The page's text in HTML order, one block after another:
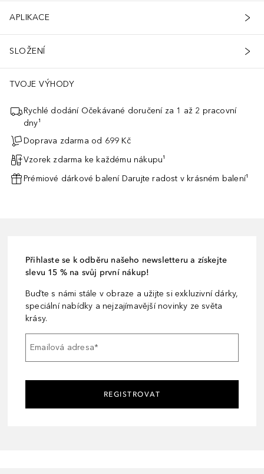
APLIKACE
SLOŽENÍ
TVOJE VÝHODY
Rychlé dodání Očekávané doručení za 1 až 2 pracovní
dny¹
Doprava zdarma od 699 Kč
Vzorek zdarma ke každému nákupu¹
Prémiové dárkové balení Darujte radost v krásném balení¹
Přihlaste se k odběru našeho newsletteru a získejte
slevu 15 % na svůj první nákup!
Buďte s námi stále v obraze a užijte si exkluzivní dárky,
speciální nabídky a nejzajímavější novinky ze světa
krásy.
Emailová adresa*
REGISTROVAT